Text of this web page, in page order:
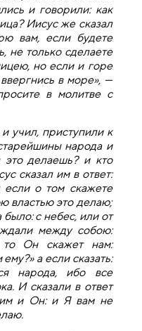
и говорили: как
Иисус же сказал
вам, если будете
не только сделаете
но если и горе
в море», —
в молитве с
учил, приступили к
народа и
это делаешь? и кто
сказал им в ответ:
о том скажете
властью это делаю;
с небес, или от
между собою:
то Он скажет нам:
а если сказать:
народа, ибо все
И сказали в ответ
им и Он: и Я вам не